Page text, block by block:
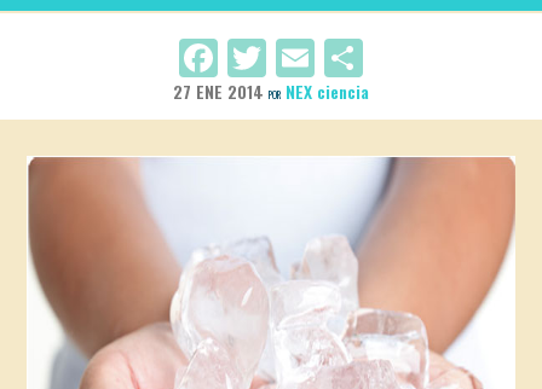
Facebook
Twitter
Email
27 ENE 2014 POR NEX ciencia